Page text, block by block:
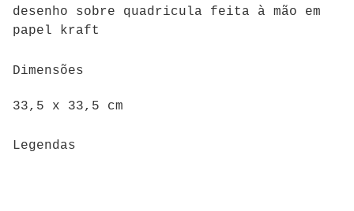
desenho sobre quadricula feita à mão em
papel kraft
Dimensões
33,5 x 33,5 cm
Legendas